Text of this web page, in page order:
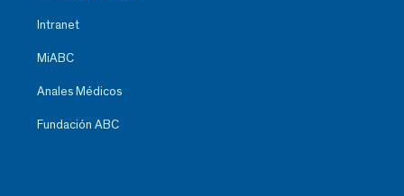
Intranet
MiABC
Anales Médicos
Fundación ABC